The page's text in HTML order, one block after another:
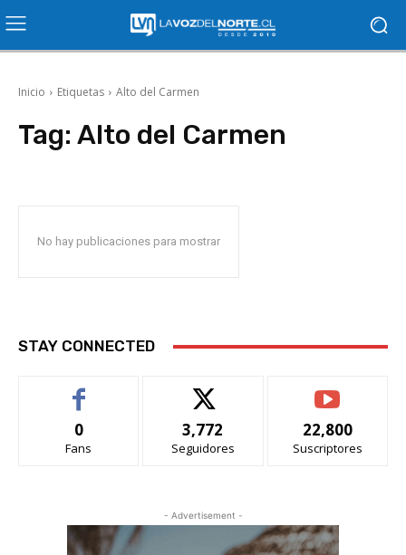
Inicio Etiquetas Alto del Carmen
Tag: Alto del Carmen
No hay publicaciones para mostrar
STAY CONNECTED
0
Fans
3,772
Seguidores
22,800
Suscriptores
- Advertisement -